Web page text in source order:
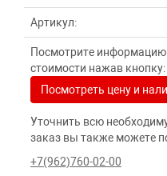
Артикул:
Посмотрите информацию
стоимости нажав кнопку:
Посмотреть цену и
Уточнить всю
заказ вы также можете
+7(962)760-02-00